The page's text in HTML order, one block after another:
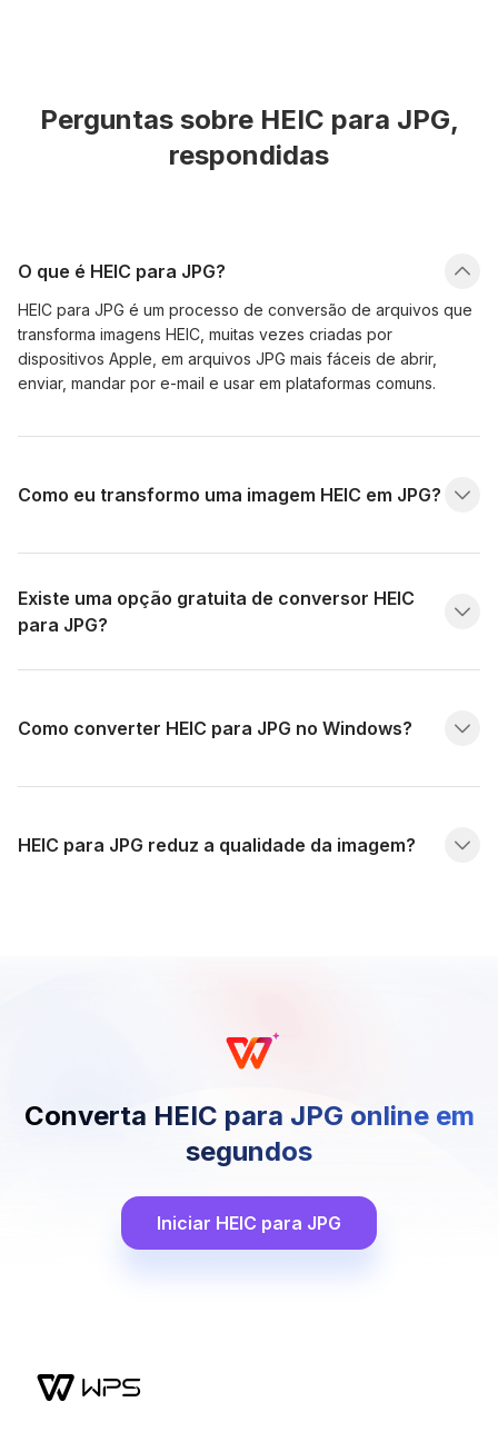
Perguntas sobre HEIC para JPG,
respondidas
O que é HEIC para JPG?
HEIC para JPG é um processo de conversão de arquivos que
transforma imagens HEIC, muitas vezes criadas por
dispositivos Apple, em arquivos JPG mais fáceis de abrir,
enviar, mandar por e-mail e usar em plataformas comuns.
Como eu transformo uma imagem HEIC em JPG?
Existe uma opção gratuita de conversor HEIC
para JPG?
Como converter HEIC para JPG no Windows?
HEIC para JPG reduz a qualidade da imagem?
Converta HEIC para JPG online em
segundos
Iniciar HEIC para JPG